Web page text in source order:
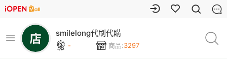
smilelong代刷代購
- 商品:3297